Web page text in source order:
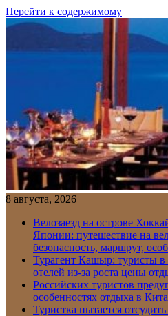
Перейти к содержимому
8 августа, 2026
Велозаезд на острове
Японии: путешествие на
безопасность, маршрут,
Турагент Кашыр: туристы в
отелей из-за роста цены
Российских туристов
особенностях отдыха в
Туристка пытается